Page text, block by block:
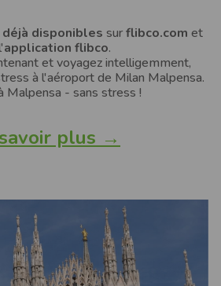
disponibles surflibco.com et
application flibco.
et voyagez intelligemment,
à l'aéroport de Milan Malpensa.
Malpensa - sans stress !
plus →